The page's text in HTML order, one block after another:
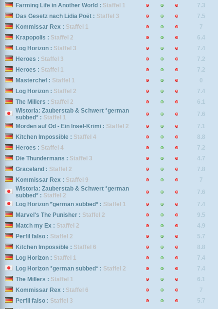
Farming Life in Another World : Staffel 1
7.3
Das Gesetz nach Lidia Poët : Staffel 3
7.5
Kommissar Rex : Staffel 1
7
Krapopolis : Staffel 2
6.4
Log Horizon : Staffel 3
7.4
Heroes : Staffel 3
7.2
Heroes : Staffel 1
7.2
Masterchef : Staffel 1
0
Log Horizon : Staffel 2
7.4
The Millers : Staffel 2
6.1
Wistoria: Zauberstab & Schwert *german
subbed* : Staffel 1
7.6
Morden auf Öd - Ein Insel-Krimi : Staffel 2
7.1
Kitchen Impossible : Staffel 4
8.8
Heroes : Staffel 4
7.2
Die Thundermans : Staffel 3
4.7
Graceland : Staffel 2
7.8
Kommissar Rex : Staffel 9
7
Wistoria: Zauberstab & Schwert *german
subbed* : Staffel 2
7.6
Log Horizon *german subbed* : Staffel 1
7.4
Marvel's The Punisher : Staffel 2
9.5
Match my Ex : Staffel 2
4.9
Perfil falso : Staffel 2
5.7
Kitchen Impossible : Staffel 6
8.8
Log Horizon : Staffel 1
7.4
Log Horizon *german subbed* : Staffel 2
7.4
The Millers : Staffel 1
6.1
Kommissar Rex : Staffel 6
7
Perfil falso : Staffel 3
5.7